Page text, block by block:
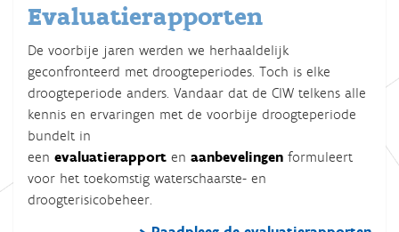
Evaluatierapporten
De voorbije jaren werden we herhaaldelijk
geconfronteerd met droogteperiodes. Toch is elke
droogteperiode anders. Vandaar dat de CIW telkens alle
kennis en ervaringen met de voorbije droogteperiode
bundelt in
een evaluatierapport en aanbevelingen formuleert
voor het toekomstig waterschaarste- en
droogterisicobeheer.